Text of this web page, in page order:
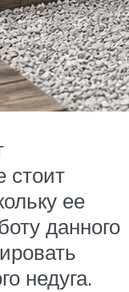
стоит
ее
данного
недуга.